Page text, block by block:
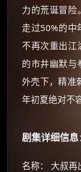
力的荒诞冒险
走过50%的中
不再次重出江
的市井幽默与
外壳下，精准
年初夏绝对不
剧集详细信息：
名称： 大叔再